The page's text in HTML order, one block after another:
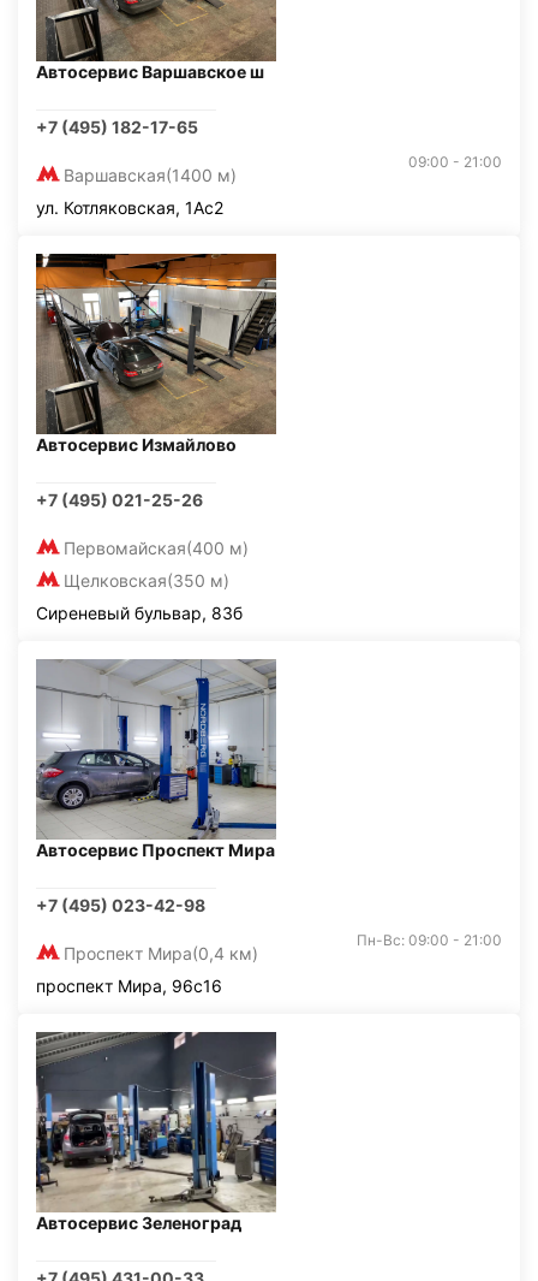
Автосервис Варшавское ш
+7 (495) 182-17-65
Варшавская(1400 м)
09:00 - 21:00
ул. Котляковская, 1Ас2
Автосервис Измайлово
+7 (495) 021-25-26
Первомайская(400 м)
Щелковская(350 м)
Сиреневый бульвар, 83б
Автосервис Проспект Мира
+7 (495) 023-42-98
Проспект Мира(0,4 км)
Пн-Вс: 09:00 - 21:00
проспект Мира, 96с16
Автосервис Зеленоград